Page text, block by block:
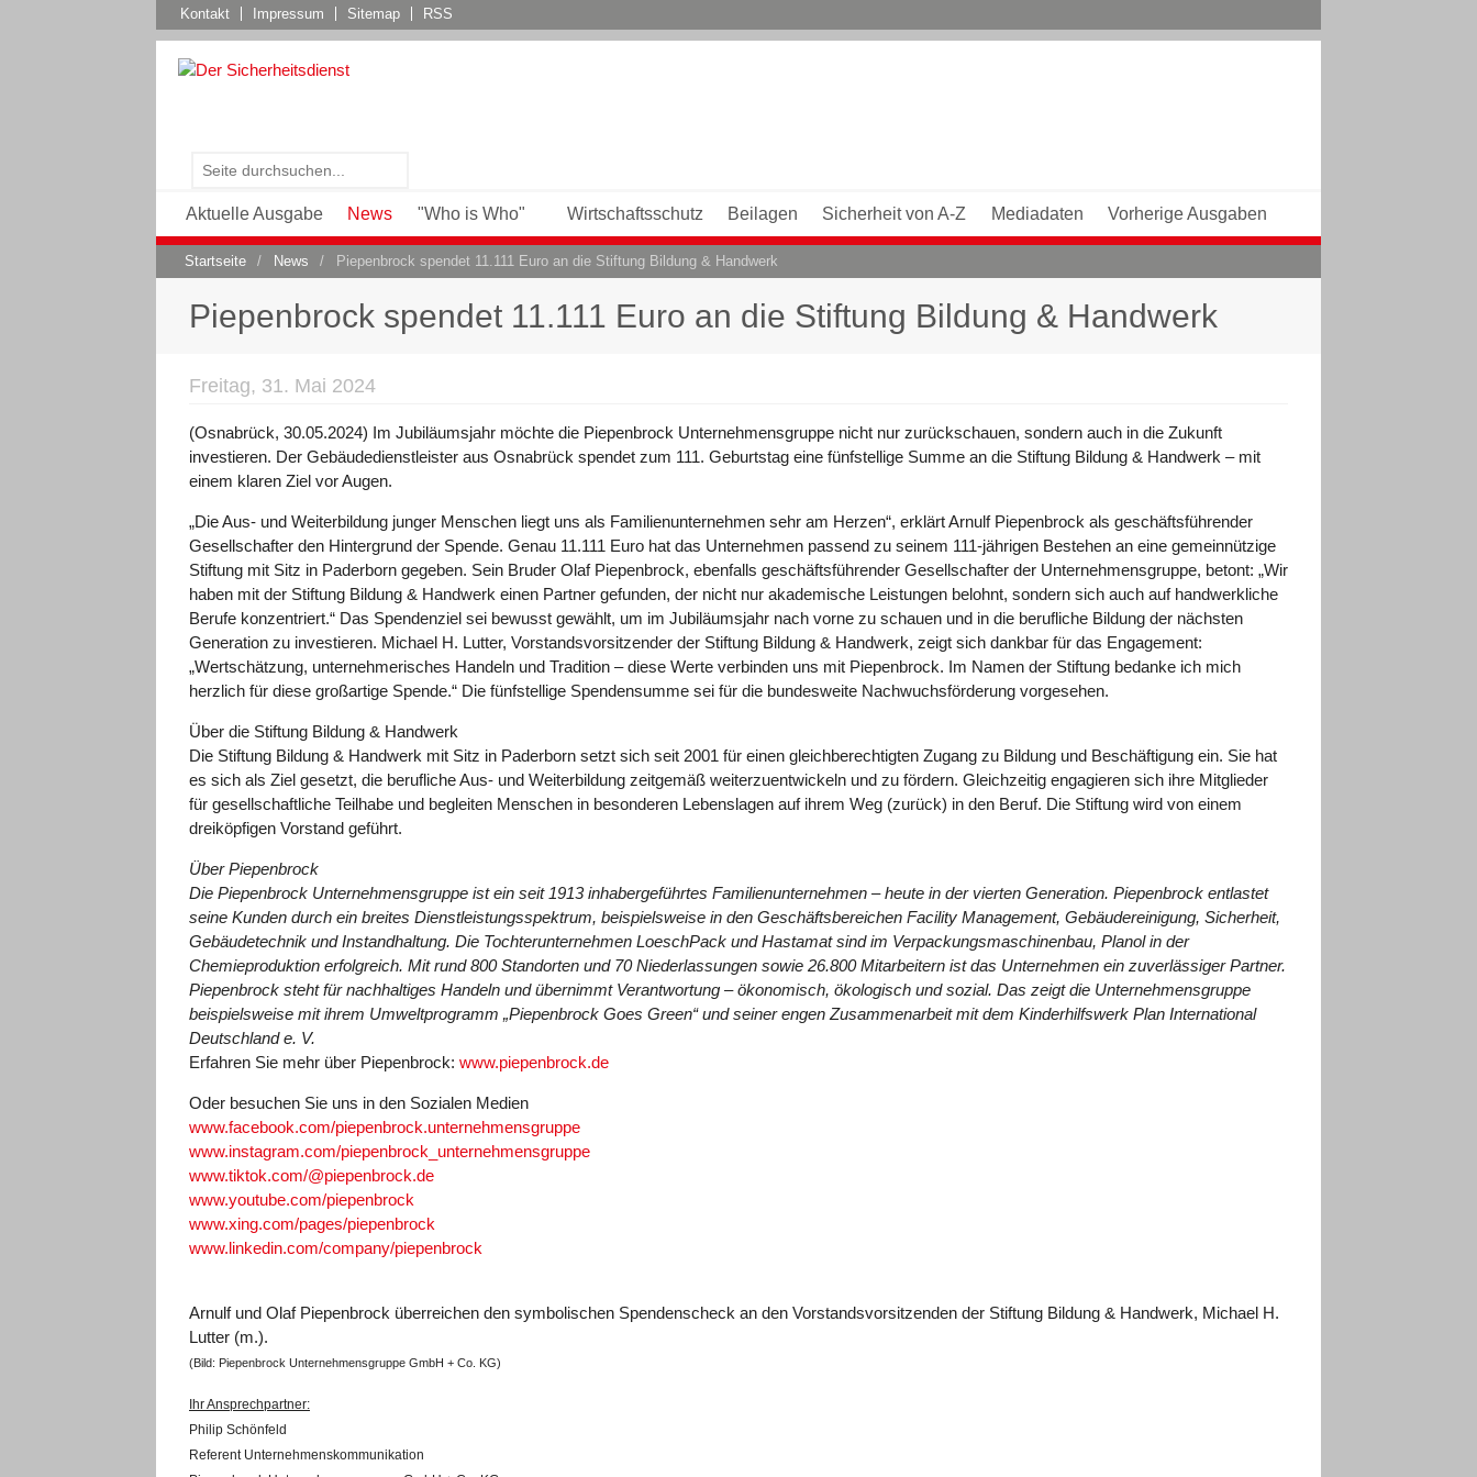
Kontakt Impressum Sitemap RSS
Aktuelle Ausgabe News "Who is Who" Wirtschaftsschutz Beilagen Sicherheit von A-Z Mediadaten Vorherige Ausgaben
Startseite / News / Piepenbrock spendet 11.111 Euro an die Stiftung Bildung & Handwerk
Piepenbrock spendet 11.111 Euro an die Stiftung Bildung & Handwerk
Freitag, 31. Mai 2024
(Osnabrück, 30.05.2024) Im Jubiläumsjahr möchte die Piepenbrock Unternehmensgruppe nicht nur zurückschauen, sondern auch in die Zukunft
investieren. Der Gebäudedienstleister aus Osnabrück spendet zum 111. Geburtstag eine fünfstellige Summe an die Stiftung Bildung & Handwerk – mit
einem klaren Ziel vor Augen.
„Die Aus- und Weiterbildung junger Menschen liegt uns als Familienunternehmen sehr am Herzen“, erklärt Arnulf Piepenbrock als geschäftsführender
Gesellschafter den Hintergrund der Spende. Genau 11.111 Euro hat das Unternehmen passend zu seinem 111-jährigen Bestehen an eine gemeinnützige
Stiftung mit Sitz in Paderborn gegeben. Sein Bruder Olaf Piepenbrock, ebenfalls geschäftsführender Gesellschafter der Unternehmensgruppe, betont: „Wir
haben mit der Stiftung Bildung & Handwerk einen Partner gefunden, der nicht nur akademische Leistungen belohnt, sondern sich auch auf handwerkliche
Berufe konzentriert.“ Das Spendenziel sei bewusst gewählt, um im Jubiläumsjahr nach vorne zu schauen und in die berufliche Bildung der nächsten
Generation zu investieren. Michael H. Lutter, Vorstandsvorsitzender der Stiftung Bildung & Handwerk, zeigt sich dankbar für das Engagement:
„Wertschätzung, unternehmerisches Handeln und Tradition – diese Werte verbinden uns mit Piepenbrock. Im Namen der Stiftung bedanke ich mich
herzlich für diese großartige Spende.“ Die fünfstellige Spendensumme sei für die bundesweite Nachwuchsförderung vorgesehen.
Über die Stiftung Bildung & Handwerk
Die Stiftung Bildung & Handwerk mit Sitz in Paderborn setzt sich seit 2001 für einen gleichberechtigten Zugang zu Bildung und Beschäftigung ein. Sie hat
es sich als Ziel gesetzt, die berufliche Aus- und Weiterbildung zeitgemäß weiterzuentwickeln und zu fördern. Gleichzeitig engagieren sich ihre Mitglieder
für gesellschaftliche Teilhabe und begleiten Menschen in besonderen Lebenslagen auf ihrem Weg (zurück) in den Beruf. Die Stiftung wird von einem
dreiköpfigen Vorstand geführt.
Über Piepenbrock
Die Piepenbrock Unternehmensgruppe ist ein seit 1913 inhabergeführtes Familienunternehmen – heute in der vierten Generation. Piepenbrock entlastet
seine Kunden durch ein breites Dienstleistungsspektrum, beispielsweise in den Geschäftsbereichen Facility Management, Gebäudereinigung, Sicherheit,
Gebäudetechnik und Instandhaltung. Die Tochterunternehmen LoeschPack und Hastamat sind im Verpackungsmaschinenbau, Planol in der
Chemieproduktion erfolgreich. Mit rund 800 Standorten und 70 Niederlassungen sowie 26.800 Mitarbeitern ist das Unternehmen ein zuverlässiger Partner.
Piepenbrock steht für nachhaltiges Handeln und übernimmt Verantwortung – ökonomisch, ökologisch und sozial. Das zeigt die Unternehmensgruppe
beispielsweise mit ihrem Umweltprogramm „Piepenbrock Goes Green“ und seiner engen Zusammenarbeit mit dem Kinderhilfswerk Plan International
Deutschland e. V.
Erfahren Sie mehr über Piepenbrock: www.piepenbrock.de
Oder besuchen Sie uns in den Sozialen Medien
www.facebook.com/piepenbrock.unternehmensgruppe
www.instagram.com/piepenbrock_unternehmensgruppe
www.tiktok.com/@piepenbrock.de
www.youtube.com/piepenbrock
www.xing.com/pages/piepenbrock
www.linkedin.com/company/piepenbrock
Arnulf und Olaf Piepenbrock überreichen den symbolischen Spendenscheck an den Vorstandsvorsitzenden der Stiftung Bildung & Handwerk, Michael H.
Lutter (m.).
(Bild: Piepenbrock Unternehmensgruppe GmbH + Co. KG)
Ihr Ansprechpartner:
Philip Schönfeld
Referent Unternehmenskommunikation